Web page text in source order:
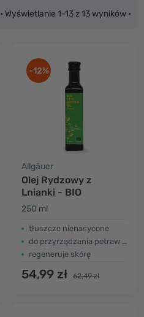
• Wyświetlanie 1-13 z 13 wyników •
-12%
Allgäuer
Olej Rydzowy z
Lnianki - BIO
250 ml
tłuszcze nienasycone
do przyrządzania potraw na zimno
regeneruje skórę
54,99 zł 62,49 zł